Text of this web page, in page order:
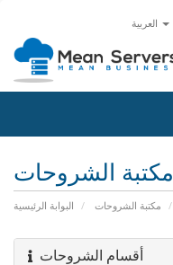
مكتبة الشروحات
البوابة الرئيسية مكتبة الشروحات
أقسام الشروحات